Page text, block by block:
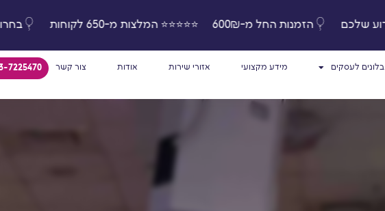
⭐️⭐️⭐️⭐️⭐️ המלצות מ-650 לקוחות הזמנות החל מ-600₪ בחרו את האירוע שלכם
בלונים לעסקים מידע מקצועי אזורי שירות אודות צור קשר 7225470